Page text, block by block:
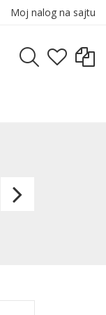
Moj nalog na sajtu